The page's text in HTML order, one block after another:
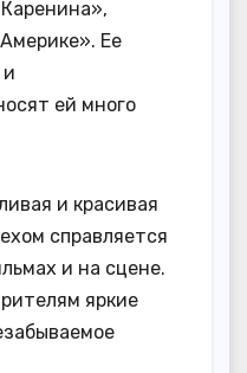
Ее
ей много
и красивая
справляется
и на сцене.
яркие